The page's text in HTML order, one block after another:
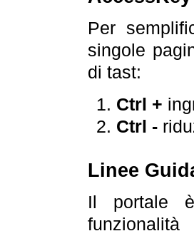
Per
singole
di tast:
Ctrl +
Ctrl -
Linee
Il portale